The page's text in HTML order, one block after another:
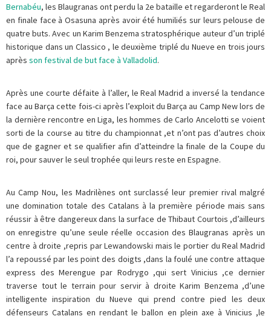
Bernabéu, les Blaugranas ont perdu la 2e bataille et regarderont le Real
en finale face à Osasuna après avoir été humiliés sur leurs pelouse de
quatre buts. Avec un Karim Benzema stratosphérique auteur d’un triplé
historique dans un Classico , le deuxième triplé du Nueve en trois jours
après son festival de but face à Valladolid.
Après une courte défaite à l’aller, le Real Madrid a inversé la tendance
face au Barça cette fois-ci après l’exploit du Barça au Camp New lors de
la dernière rencontre en Liga, les hommes de Carlo Ancelotti se voient
sorti de la course au titre du championnat ,et n’ont pas d’autres choix
que de gagner et se qualifier afin d’atteindre la finale de la Coupe du
roi, pour sauver le seul trophée qui leurs reste en Espagne.
Au Camp Nou, les Madrilènes ont surclassé leur premier rival malgré
une domination totale des Catalans à la première période mais sans
réussir à être dangereux dans la surface de Thibaut Courtois ,d’ailleurs
on enregistre qu’une seule réelle occasion des Blaugranas après un
centre à droite ,repris par Lewandowski mais le portier du Real Madrid
l’a repoussé par les point des doigts ,dans la foulé une contre attaque
express des Merengue par Rodrygo ,qui sert Vinicius ,ce dernier
traverse tout le terrain pour servir à droite Karim Benzema ,d’une
intelligente inspiration du Nueve qui prend contre pied les deux
défenseurs Catalans en rendant le ballon en plein axe à Vinicius ,le